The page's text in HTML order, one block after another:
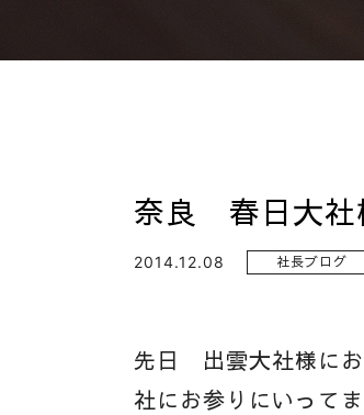
奈良 春日大社
2014.12.08 社長ブログ
先日 出雲大社様にお
社にお参りにいってま